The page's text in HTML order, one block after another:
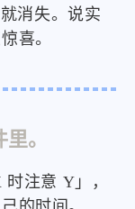
消失。说实
喜。
。
注意 Y」，